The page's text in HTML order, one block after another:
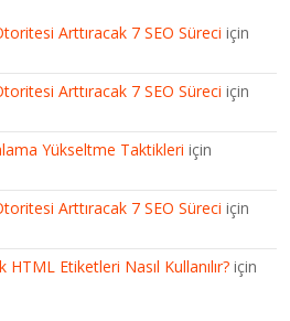
Arttıracak 7 SEO Süreci için
Arttıracak 7 SEO Süreci için
Yükseltme Taktikleri için
Arttıracak 7 SEO Süreci için
Etiketleri Nasıl Kullanılır? için